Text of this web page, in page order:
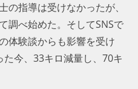
の指導は受けなかったが、
調べ始めた。そしてSNSで
体験談からも影響を受け
今、33キロ減量し、70キ